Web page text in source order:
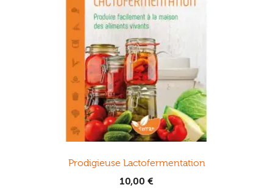
Prodigieuse Lactofermentation
10,00 €